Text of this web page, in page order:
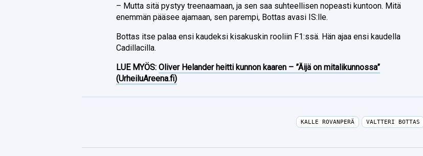
– Mutta sitä pystyy treenaamaan, ja sen saa suhteellisen nopeasti kuntoon. Mitä
enemmän pääsee ajamaan, sen parempi, Bottas avasi IS:lle.
Bottas itse palaa ensi kaudeksi kisakuskin rooliin F1:ssä. Hän ajaa ensi kaudella
Cadillacilla.
LUE MYÖS:Oliver Helander heitti kunnon kaaren – ”Äijä on mitalikunnossa”
(UrheiluAreena.fi)
KALLE ROVANPERÄ VALTTERI BOTTAS